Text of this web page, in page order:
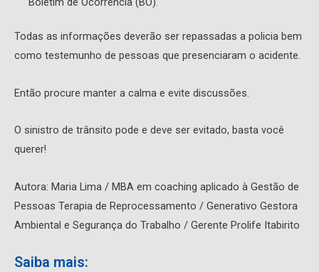
Todas as informações deverão ser repassadas a policia bem
como testemunho de pessoas que presenciaram o acidente.
Então procure manter a calma e evite discussões.
O sinistro de trânsito pode e deve ser evitado, basta você
querer!
Autora: Maria Lima / MBA em coaching aplicado à Gestão de
Pessoas Terapia de Reprocessamento / Generativo Gestora
Ambiental e Segurança do Trabalho / Gerente Prolife Itabirito
Saiba mais: